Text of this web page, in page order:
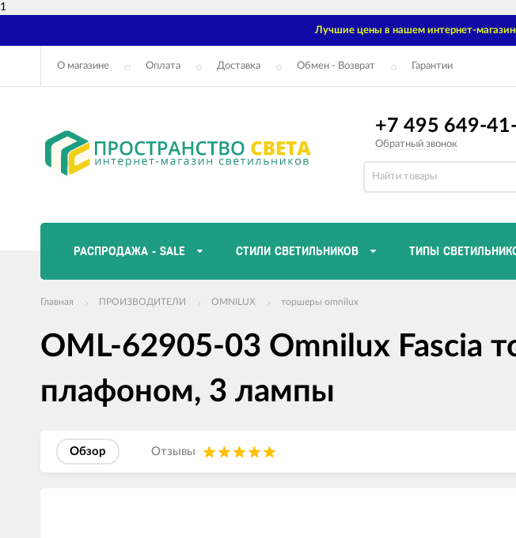
1
Лучшие цены в нашем интернет-
О магазине Оплата Доставка Обмен - Возврат Гарантии
+7 495 649-
Обратный звонок
РАСПРОДАЖА - SALE СТИЛИ СВЕТИЛЬНИКОВ ТИПЫ
Главная ПРОИЗВОДИТЕЛИ OMNILUX торшеры omnilux
OML-62905-03 Omnilux Fascia
плафоном, 3 лампы
Обзор Отзывы